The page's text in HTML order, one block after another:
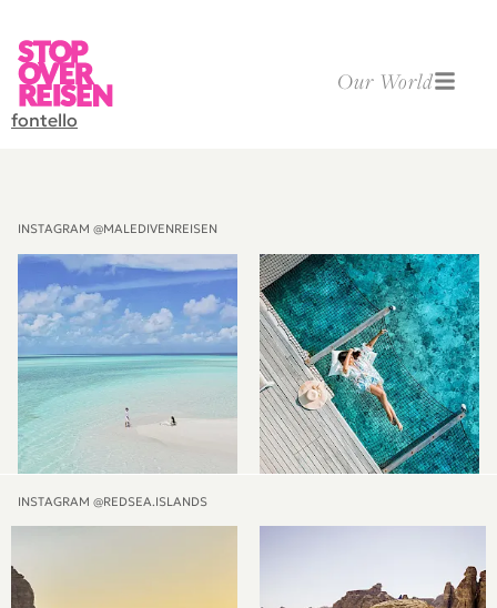
Our World
fontello
INSTAGRAM @MALEDIVENREISEN
INSTAGRAM @REDSEA.ISLANDS